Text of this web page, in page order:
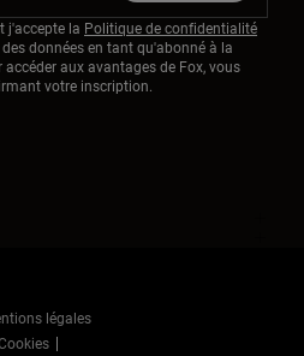
j'accepte la Politique de confidentialité
données en tant qu'abonné à la
aux avantages de Fox, vous
votre inscription.
légales